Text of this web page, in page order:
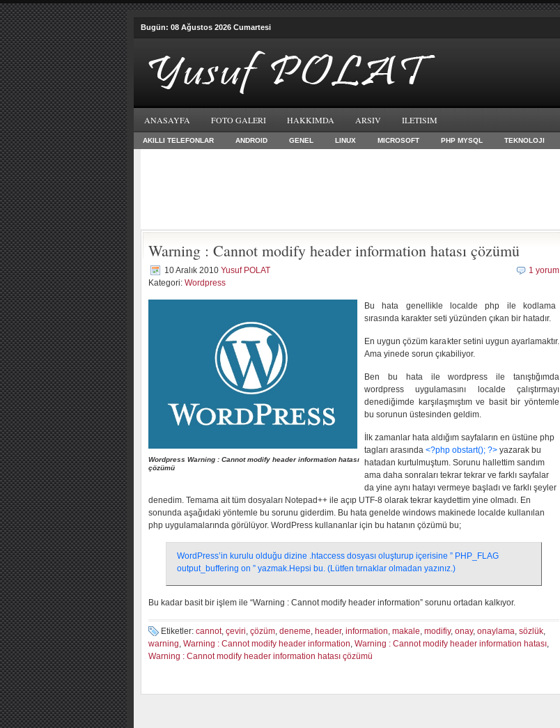
Bugün: 08 Ağustos 2026 Cumartesi
ANASAYFA FOTO GALERI HAKKIMDA ARSIV ILETISIM
AKILLI TELEFONLAR ANDROID GENEL LINUX MICROSOFT PHP MYSQL TEKNOLOJI
Warning : Cannot modify header information hatası çözümü
10 Aralık 2010 Yusuf POLAT
Kategori: Wordpress
1 yorum
Wordpress Warning : Cannot modify header information hatası
çözümü
Bu hata genellikle localde php ile kodlama
sırasında karakter seti yüzünden çıkan bir hatadır.
En uygun çözüm karakter setini uygun ayarlamaktır.
Ama yinede sorun çıkabiliyor.
Ben bu hata ile wordpress ile tanıştığımda
wordpress uygulamasını localde çalıştırmayı
denediğimde karşılaşmıştım ve basit bir yöntemle
bu sorunun üstesinden geldim.
İlk zamanlar hata aldığım sayfaların en üstüne php
tagları arasında <?php obstart(); ?> yazarak bu
hatadan kurtulmuştum. Sorunu hallettim sandım
ama daha sonraları tekrar tekrar ve farklı sayfalar
da yine aynı hatayı vermeye başladı ve farklı şeyler
denedim. Temama ait tüm dosyaları Notepad++ ile açıp UTF-8 olarak tekrar kaydettim yine olmadı. En
sonunda aşağıdaki yöntemle bu sorunu giderdim. Bu hata genelde windows makinede localde kullanılan
php uygulamalarında görülüyor. WordPress kullananlar için bu hatanın çözümü bu;
WordPress’in kurulu olduğu dizine .htaccess dosyası oluşturup içerisine ” PHP_FLAG
output_buffering on ” yazmak.Hepsi bu. (Lütfen tırnaklar olmadan yazınız.)
Bu kadar basit bir işlem ile “Warning : Cannot modify header information” sorunu ortadan kalkıyor.
Etiketler: cannot, çeviri, çözüm, deneme, header, information, makale, modifiy, onay, onaylama, sözlük,
warning, Warning : Cannot modify header information, Warning : Cannot modify header information hatası,
Warning : Cannot modify header information hatası çözümü